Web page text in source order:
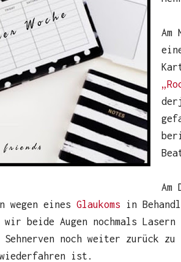
Am
wegen eines Glaukoms in
wir beide Augen nochmals
noch weiter zurück
ist.